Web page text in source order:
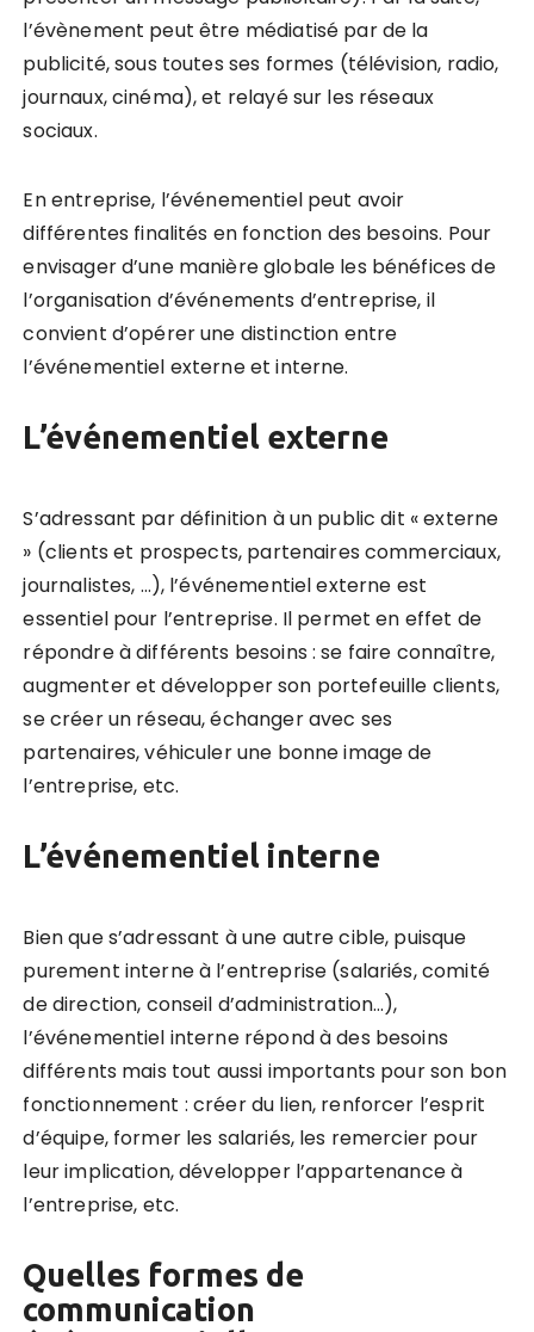
l’évènement peut être médiatisé par de la
publicité, sous toutes ses formes (télévision, radio,
journaux, cinéma), et relayé sur les réseaux
sociaux.
En entreprise, l’événementiel peut avoir
différentes finalités en fonction des besoins. Pour
envisager d’une manière globale les bénéfices de
l’organisation d’événements d’entreprise, il
convient d’opérer une distinction entre
l’événementiel externe et interne.
L’événementiel externe
S’adressant par définition à un public dit « externe
» (clients et prospects, partenaires commerciaux,
journalistes, …), l’événementiel externe est
essentiel pour l’entreprise. Il permet en effet de
répondre à différents besoins : se faire connaître,
augmenter et développer son portefeuille clients,
se créer un réseau, échanger avec ses
partenaires, véhiculer une bonne image de
l’entreprise, etc.
L’événementiel interne
Bien que s’adressant à une autre cible, puisque
purement interne à l’entreprise (salariés, comité
de direction, conseil d’administration…),
l’événementiel interne répond à des besoins
différents mais tout aussi importants pour son bon
fonctionnement : créer du lien, renforcer l’esprit
d’équipe, former les salariés, les remercier pour
leur implication, développer l’appartenance à
l’entreprise, etc.
Quelles formes de
communication